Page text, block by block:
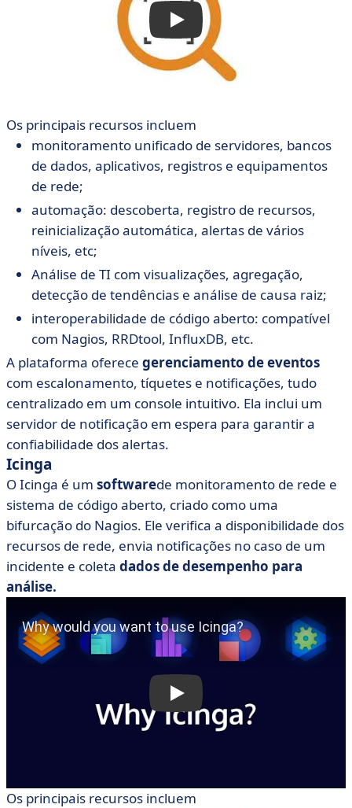
Os principais recursos incluem
monitoramento unificado de servidores, bancos
de dados, aplicativos, registros e equipamentos
de rede;
automação: descoberta, registro de recursos,
reinicialização automática, alertas de vários
níveis, etc;
Análise de TI com visualizações, agregação,
detecção de tendências e análise de causa raiz;
interoperabilidade de código aberto: compatível
com Nagios, RRDtool, InfluxDB, etc.
A plataforma oferece gerenciamento de eventos
com escalonamento, tíquetes e notificações, tudo
centralizado em um console intuitivo. Ela inclui um
servidor de notificação em espera para garantir a
confiabilidade dos alertas.
Icinga
O Icinga é um softwarede monitoramento de rede e
sistema de código aberto, criado como uma
bifurcação do Nagios. Ele verifica a disponibilidade dos
recursos de rede, envia notificações no caso de um
incidente e coleta dados de desempenho para
análise.
Os principais recursos incluem